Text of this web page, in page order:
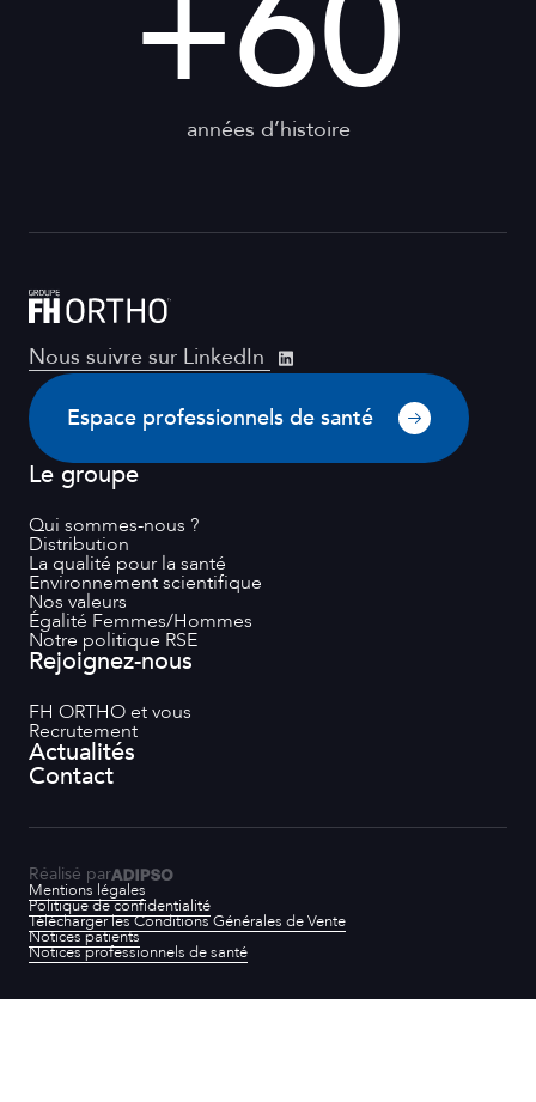
années d’histoire
Nous suivre sur LinkedIn
Espace professionnels de santé
Le groupe
Qui sommes-nous ?
Distribution
La qualité pour la santé
Environnement scientifique
Nos valeurs
Égalité Femmes/Hommes
Notre politique RSE
Rejoignez-nous
FH ORTHO et vous
Recrutement
Actualités
Contact
Réalisé par
Mentions légales
Politique de confidentialité
Télécharger les Conditions Générales de Vente
Notices patients
Notices professionnels de santé